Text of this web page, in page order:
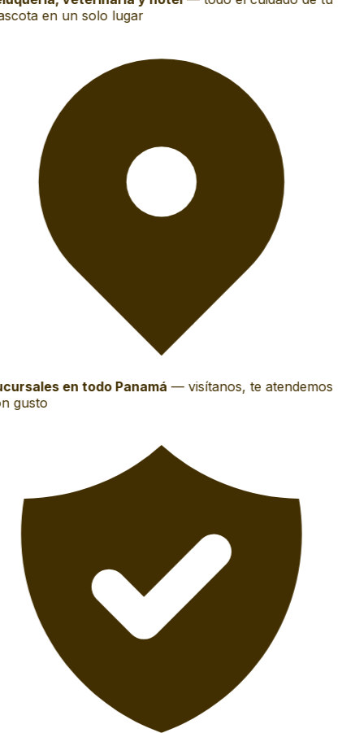
en un solo lugar
en todo Panamá—visítanos, te atendemos
gusto